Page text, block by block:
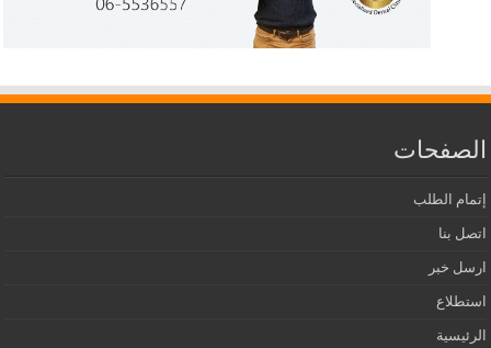
الصفحات
إتمام الطلب
اتصل بنا
ارسل خبر
استطلاع
الرئيسية